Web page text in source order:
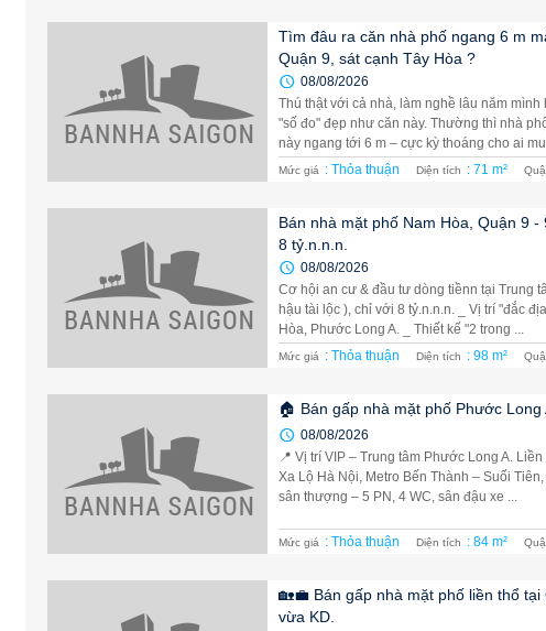
Tìm đâu ra căn nhà phố ngang 6 m
Quận 9, sát cạnh Tây Hòa ?
08/08/2026
Thú thật với cả nhà, làm nghề lâu năm
"số đo" đẹp như căn này. Thường thì nhà
này ngang tới 6 m – cực kỳ thoáng cho ai
Mức giá : Thỏa thuận Diện tích : 71 m²
Bán nhà mặt phố Nam Hòa, Quận 9
8 tỷ.n.n.n.
08/08/2026
Cơ hội an cư & đầu tư dòng tiềnn tại Trung
hậu tài lộc ), chỉ với 8 tỷ.n.n.n. _ Vị trí "đắc
Hòa, Phước Long A. _ Thiết kế "2 trong ...
Mức giá : Thỏa thuận Diện tích : 98 m²
🏠 Bán gấp nhà mặt phố Phước
08/08/2026
📍 Vị trí VIP – Trung tâm Phước Long A.
Xa Lộ Hà Nội, Metro Bến Thành – Suối
sân thượng – 5 PN, 4 WC, sân đậu xe ...
Mức giá : Thỏa thuận Diện tích : 84 m²
🏡💼 Bán gấp nhà mặt phố liền thổ
vừa KD.